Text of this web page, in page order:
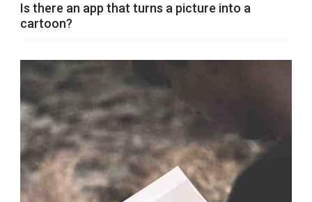
Is there an app that turns a picture into a
cartoon?